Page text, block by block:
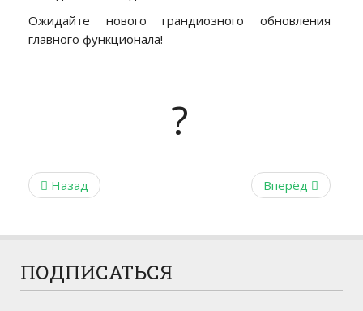
Ожидайте нового грандиозного обновления
главного функционала!
?
Назад Вперёд
ПОДПИСАТЬСЯ